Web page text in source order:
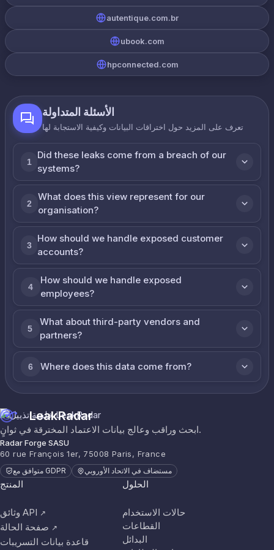
autentique.com.br
ubook.com
hpconnected.com
الأسئلة المتداولة
تعرف على المزيد حول اختراقات البيانات وكيفية الاستجابة لها
1
Did these leaks come from a breach of our
systems?
2
What does this view represent for our
organisation?
3
How should we handle exposed customer
accounts?
4
How should we handle exposed
employees?
5
What about third-party vendors and
partners?
6 Where does this data come from?
LeakRadar
ابحث وراقب وعالج بيانات الاعتماد المخترقة في ثوانٍ.
Radar Forge SASU
60 rue François 1er, 75008 Paris, France
متوافق مع GDPR مستضاف في الاتحاد الأوروبي
المنتج
وثائق API ↗
صفحة الحالة ↗
قاعدة بيانات التسريبات
الحلول
حالات الاستخدام
القطاعات
البدائل